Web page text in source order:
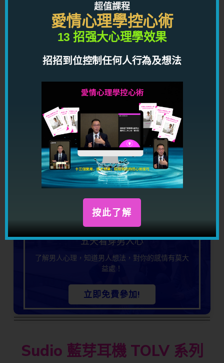
綜合 6,500 個真實個案，超過 100 個桃花萬
人迷，找到她們不告訴你的想法，行為，潛
規則，你現時可以免費得到，打開神秘大
門！
四天戀愛溝通術
了解男女心理學，用潛意識溝通
控制對方不由自主
做任何你想他做的事情
立即免費參加!
五天看穿男人心
了解男人心理，知道男人想法，對你的感情有莫大
益處！
立即免費參加!
Sudio 藍芽耳機 TOLV 系列
超值課程
愛情心理學控心術
13 招强大心理學效果
招招到位控制任何人行為及想法
按此了解